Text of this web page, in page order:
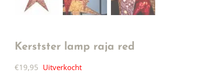
Kerstster lamp raja red
€19,95 Uitverkocht